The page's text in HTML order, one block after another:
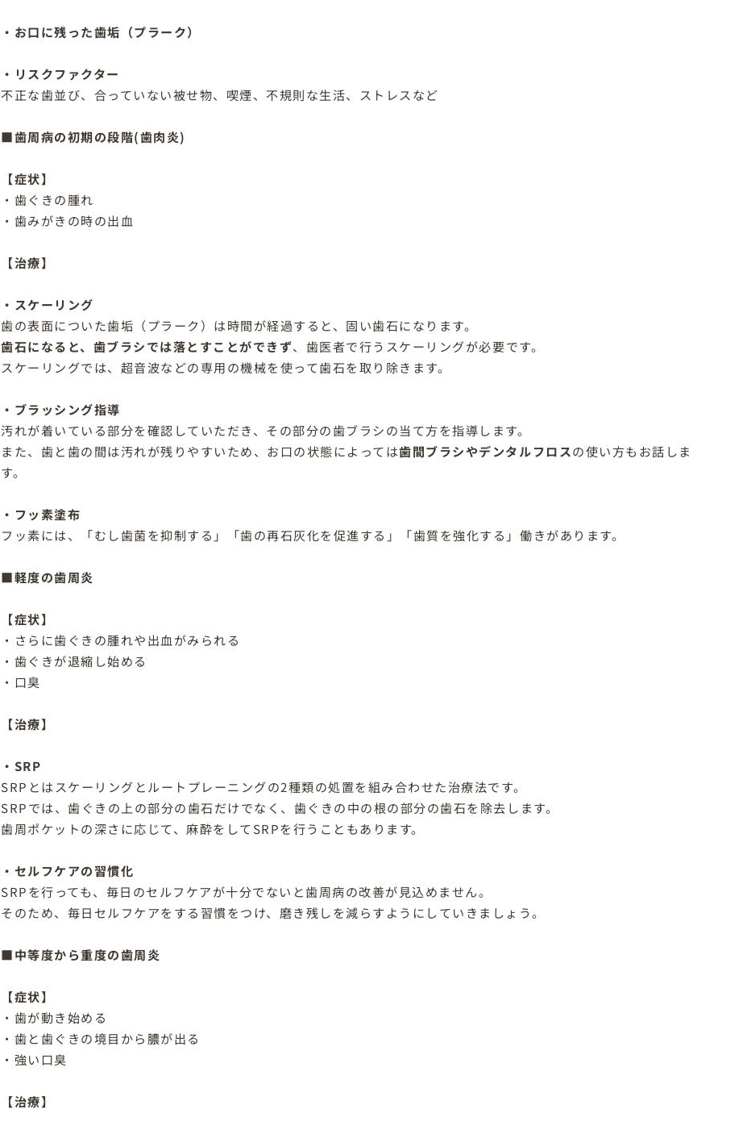
・お口に残った歯垢（プラーク）
・リスクファクター
不正な歯並び、合っていない被せ物、喫煙、不規則な生活、ストレスなど
■歯周病の初期の段階(歯肉炎)
【症状】
・歯ぐきの腫れ
・歯みがきの時の出血
【治療】
・スケーリング
歯の表面についた歯垢（プラーク）は時間が経過すると、固い歯石になります。
歯石になると、歯ブラシでは落とすことができず、歯医者で行うスケーリングが必要です。
スケーリングでは、超音波などの専用の機械を使って歯石を取り除きます。
・ブラッシング指導
汚れが着いている部分を確認していただき、その部分の歯ブラシの当て方を指導します。
また、歯と歯の間は汚れが残りやすいため、お口の状態によっては歯間ブラシやデンタルフロスの使い方もお話しま
す。
・フッ素塗布
フッ素には、「むし歯菌を抑制する」「歯の再石灰化を促進する」「歯質を強化する」働きがあります。
■軽度の歯周炎
【症状】
・さらに歯ぐきの腫れや出血がみられる
・歯ぐきが退縮し始める
・口臭
【治療】
・SRP
SRPとはスケーリングとルートプレーニングの2種類の処置を組み合わせた治療法です。
SRPでは、歯ぐきの上の部分の歯石だけでなく、歯ぐきの中の根の部分の歯石を除去します。
歯周ポケットの深さに応じて、麻酔をしてSRPを行うこともあります。
・セルフケアの習慣化
SRPを行っても、毎日のセルフケアが十分でないと歯周病の改善が見込めません。
そのため、毎日セルフケアをする習慣をつけ、磨き残しを減らすようにしていきましょう。
■中等度から重度の歯周炎
【症状】
・歯が動き始める
・歯と歯ぐきの境目から膿が出る
・強い口臭
【治療】